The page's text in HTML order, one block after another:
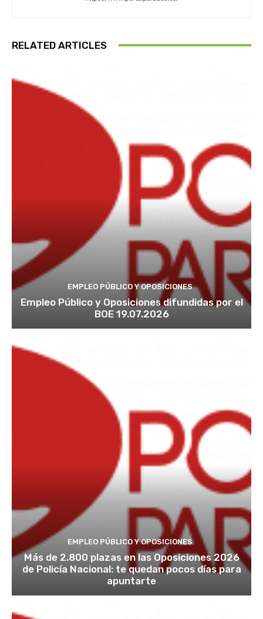
RELATED ARTICLES
EMPLEO PÚBLICO Y OPOSICIONES
Empleo Público y Oposiciones difundidas por el
BOE 19.07.2026
EMPLEO PÚBLICO Y OPOSICIONES
Más de 2.800 plazas en las Oposiciones 2026
de Policía Nacional: te quedan pocos días para
apuntarte